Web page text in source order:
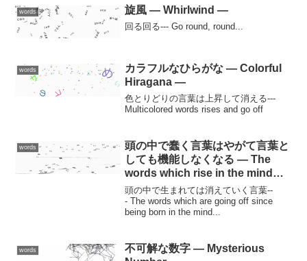
words 旋風 — Whirlwind —
回る回る--- Go round, round...
words
カラフルなひらがな — Colorful
Hiragana —
色とりどりの言葉は上昇して消える---
Multicolored words rises and go off
words
頭の中で蠢く言葉はやがて言葉と
しても機能しなくなる — The
words which rise in the mind
don’t also function as a word
any more soon —
頭の中で生まれては消えていく言葉--
- The words which are going off since
being born in the mind...
words
不可解な数字 — Mysterious